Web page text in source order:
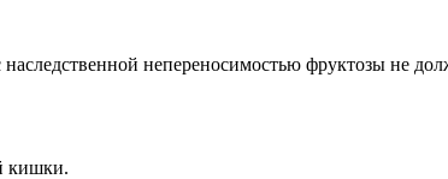
непереносимостью фруктозы не
кишки.